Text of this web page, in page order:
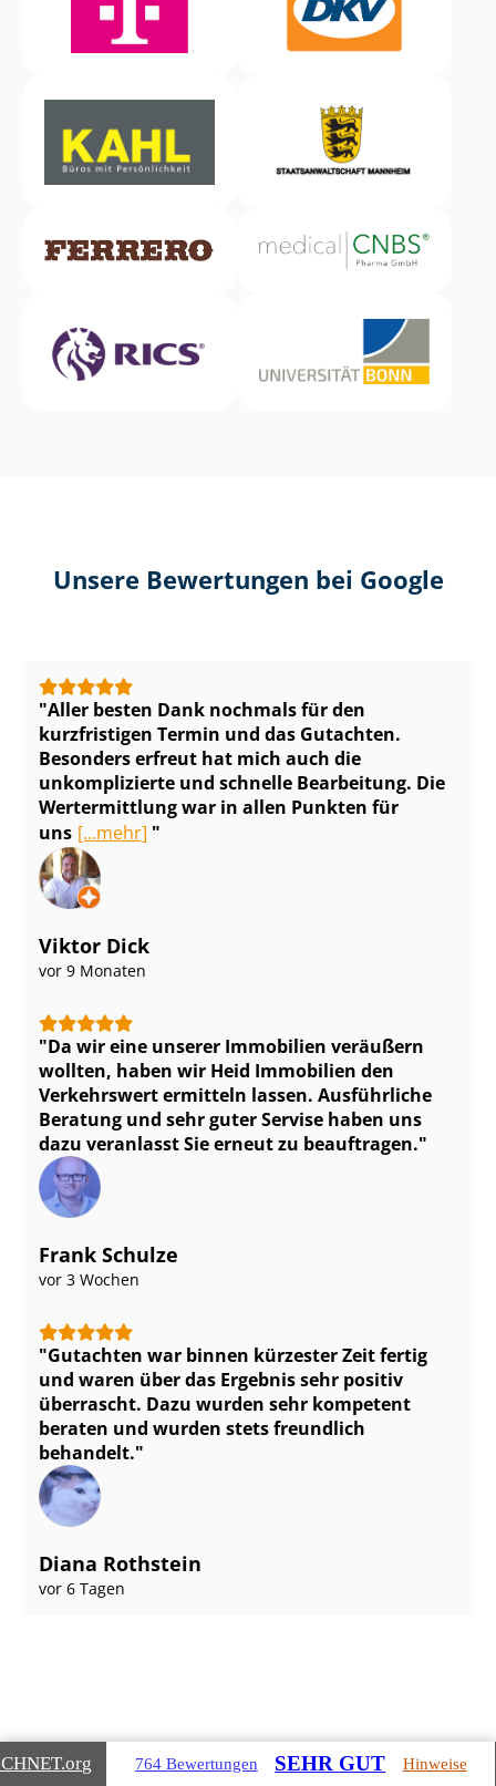
Unsere Bewertungen bei Google
Aller besten Dank nochmals für den
kurzfristigen Termin und das Gutachten.
Besonders erfreut hat mich auch die
unkomplizierte und schnelle Bearbeitung. Die
Wertermittlung war in allen Punkten für
uns [...mehr]
Viktor Dick
vor 9 Monaten
Da wir eine unserer Immobilien veräußern
wollten, haben wir Heid Immobilien den
Verkehrswert ermitteln lassen. Ausführliche
Beratung und sehr guter Servise haben uns
dazu veranlasst Sie erneut zu beauftragen.
Frank Schulze
vor 3 Wochen
Gutachten war binnen kürzester Zeit fertig
und waren über das Ergebnis sehr positiv
überrascht. Dazu wurden sehr kompetent
beraten und wurden stets freundlich
behandelt.
Diana Rothstein
vor 6 Tagen
Gebäudearten, die wir für Sie
.org 764 Bewertungen SEHR GUT Hinweise